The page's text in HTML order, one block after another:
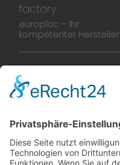
factory
europlac – Ihr
kompetenter Hersteller
Hightech-Fertigung
Manufaktur